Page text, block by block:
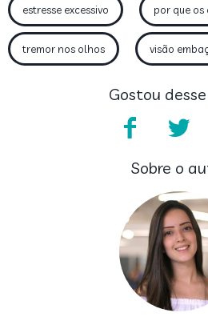
estresse excessivo por que os
tremor nos olhos visão
Gostou
Sobre o